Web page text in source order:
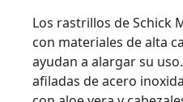
Los rastrillos de Schick
con materiales de alta
ayudan a alargar su
afiladas de acero